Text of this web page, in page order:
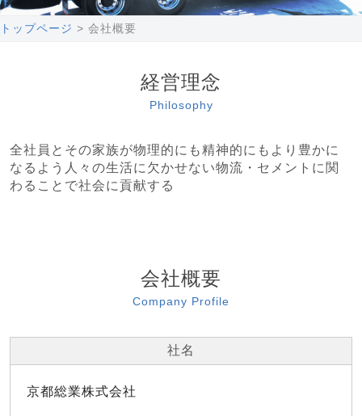
トップページ 会社概要
経営理念
Philosophy
全社員とその家族が物理的にも精神的にもより豊かに
なるよう人々の生活に欠かせない物流・セメントに関
わることで社会に貢献する
会社概要
Company Profile
社名
京都総業株式会社